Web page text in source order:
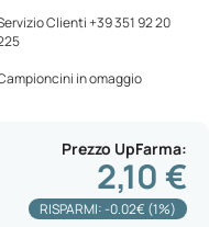
Clienti +39 351 92 20
in omaggio
Prezzo UpFarma
2,10 €
RISPARMI: -0.02€ (1%)